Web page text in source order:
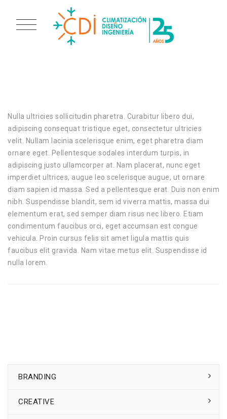
Nulla ultricies sollicitudin pharetra. Curabitur libero dui,
adipiscing consequat tristique eget, consectetur ultricies
velit. Nullam lacinia scelerisque enim, eget pharetra diam
ornare eget. Pellentesque sodales interdum turpis, in
adipiscing justo ullamcorper at. Nam placerat, nunc eget
imperdiet ultrices, augue leo scelerisque augue, ut ornare
diam sapien id massa. Sed a pellentesque erat. Duis non enim
nibh. Suspendisse blandit, sem id viverra mattis, massa dui
elementum erat, sed semper diam risus nec libero. Etiam
condimentum faucibus orci, eget accumsan est congue
vehicula. Proin cursus felis sit amet ligula mattis quis
faucibus elit gravida. Nam vitae metus elit. Suspendisse id
nulla lorem.
BRANDING
CREATIVE